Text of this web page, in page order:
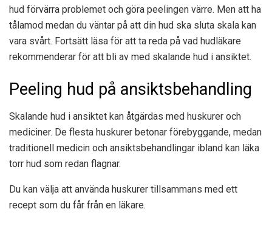
hud förvärra problemet och göra peelingen värre. Men att ha
tålamod medan du väntar på att din hud ska sluta skala kan
vara svårt. Fortsätt läsa för att ta reda på vad hudläkare
rekommenderar för att bli av med skalande hud i ansiktet.
Peeling hud på ansiktsbehandling
Skalande hud i ansiktet kan åtgärdas med huskurer och
mediciner. De flesta huskurer betonar förebyggande, medan
traditionell medicin och ansiktsbehandlingar ibland kan läka
torr hud som redan flagnar.
Du kan välja att använda huskurer tillsammans med ett
recept som du får från en läkare.